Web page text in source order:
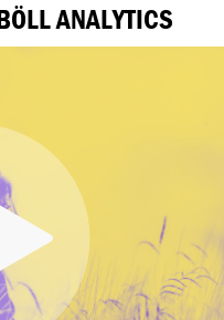
ANALYTICS